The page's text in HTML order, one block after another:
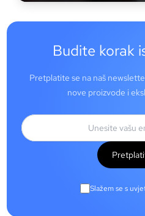
Budite korak
Pretplatite se na naš
nove proizvode i
Slažem se s